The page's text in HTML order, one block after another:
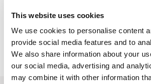
This website uses cookies
We use cookies to personalise content
provide social media features and to
We also share information about your
our social media, advertising and
may combine it with other information
function, saving time and energy. The
dust bag before wet use and clean filter
wet use). Designed for use with Mirka®